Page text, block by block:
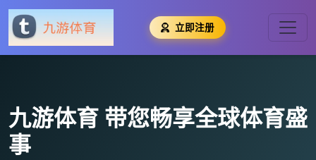
立即注册
九游体育 带您畅享全球体育盛
事